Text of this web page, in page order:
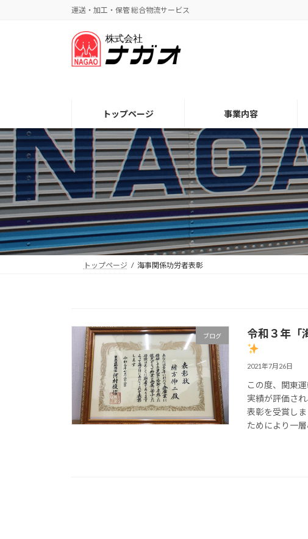
プ
動
運送・加工・保管 総合物流サービス
トップページ 事業内容
トップページ 海事関係功労者表彰
ブログ 令和３年「
2021年7月26日
この度、関東
実績が評価さ
表彰を受賞し
ためにより一